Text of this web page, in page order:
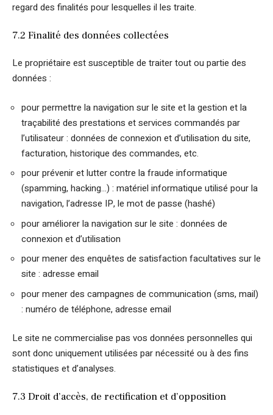
regard des finalités pour lesquelles il les traite.
7.2 Finalité des données collectées
Le propriétaire est susceptible de traiter tout ou partie des
données :
pour permettre la navigation sur le site et la gestion et la
traçabilité des prestations et services commandés par
l’utilisateur : données de connexion et d’utilisation du site,
facturation, historique des commandes, etc.
pour prévenir et lutter contre la fraude informatique
(spamming, hacking…) : matériel informatique utilisé pour la
navigation, l’adresse IP, le mot de passe (hashé)
pour améliorer la navigation sur le site : données de
connexion et d’utilisation
pour mener des enquêtes de satisfaction facultatives sur le
site : adresse email
pour mener des campagnes de communication (sms, mail)
: numéro de téléphone, adresse email
Le site ne commercialise pas vos données personnelles qui
sont donc uniquement utilisées par nécessité ou à des fins
statistiques et d’analyses.
7.3 Droit d’accès, de rectification et d’opposition